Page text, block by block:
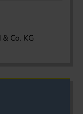
Co. KG